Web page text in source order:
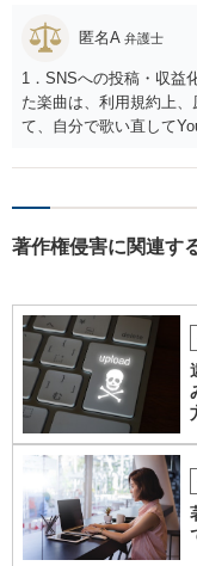
匿名A 弁護士
1．SNSへの投稿・収益
た楽曲は、利用規約上
て、自分で歌い直して
確認してください。 2．
ば、原則として使用可能
の創作的な関与が乏しい
す。自分で歌い直した
ありません。 なお、自
作権が成立するか否か
す。ただし、この権利は
いて著作権を取得するこ
への登録は必須ではあ
詞、作曲、編曲等にど
重要です。 4．音楽配
配信、販売、ライブでの
せば、原則として可能で
著作権侵害に関連す